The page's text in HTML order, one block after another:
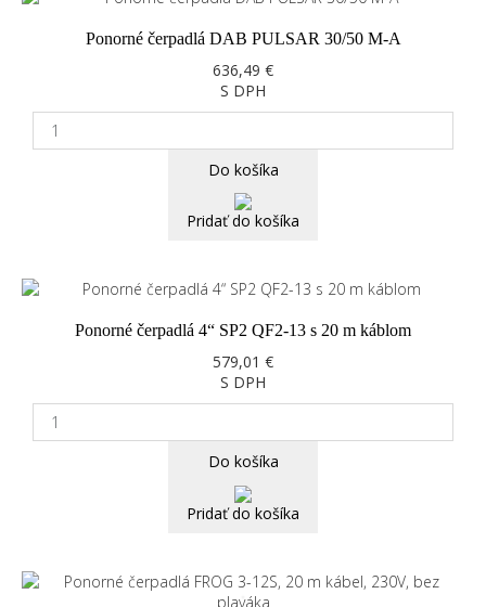
Ponorné čerpadlá DAB PULSAR 30/50 M-A
636,49 €
S DPH
Do košíka
Pridať do košíka
Ponorné čerpadlá 4“ SP2 QF2-13 s 20 m káblom
579,01 €
S DPH
Do košíka
Pridať do košíka